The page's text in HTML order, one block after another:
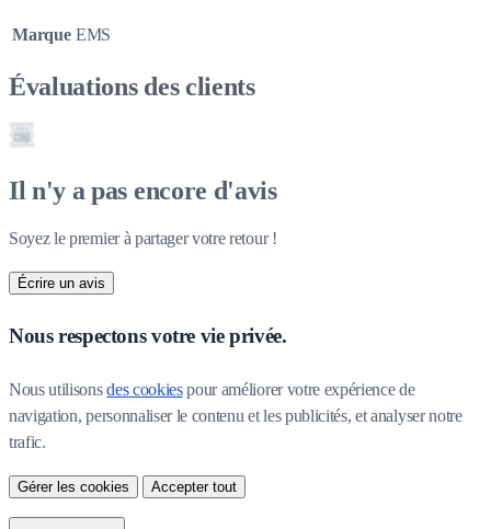
Marque EMS
Évaluations des clients
Il n'y a pas encore d'avis
Soyez le premier à partager votre retour !
Écrire un avis
Nous respectons votre vie privée.
Nous utilisons des cookies pour améliorer votre expérience de
navigation, personnaliser le contenu et les publicités, et analyser notre
trafic.
Gérer les cookies Accepter tout